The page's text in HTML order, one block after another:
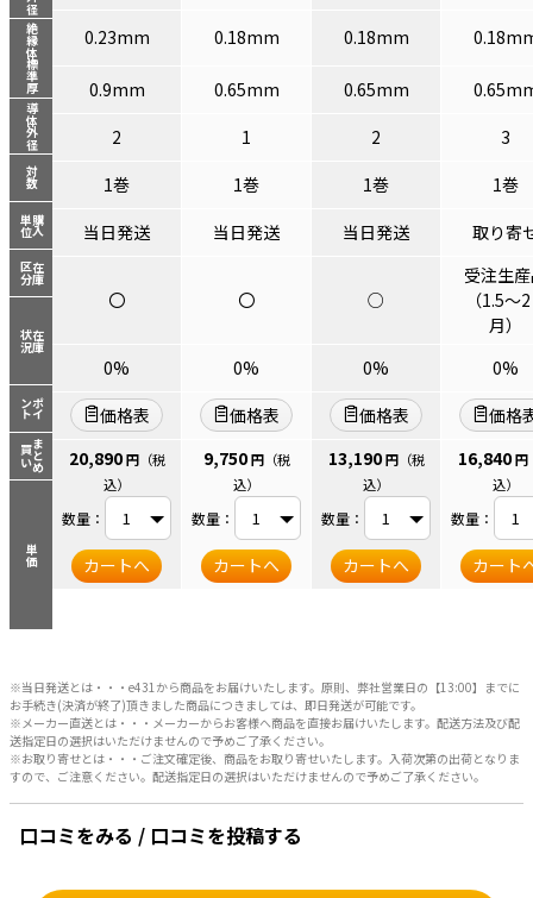
絶縁体標準厚
導体外径
対数
購入
単位
在庫
区分
在庫
状況
ポイ
ント
まとめ
買い
単価
0.23mm 0.18mm 0.18mm
0.9mm 0.65mm 0.65mm
2
1 2
3
1巻
1巻 1巻
1巻
当日発送
当日発送 当日発送 取り寄
〇 〇 ○
受注生
（1.5～
月）
0%
0% 0%
0%
価格表
価格表 価格表
価格
20,890 円（税
込）
数量：
カートへ
9,750 円（税
込）
数量：
カートへ
13,190 円（税
込）
数量：
カートへ
16,840 円
込）
数量：
カート
※当日発送とは・・・e431から商品をお届けいたします。原則、弊社営業日の【13:00】までに
お手続き(決済が終了)頂きました商品につきましては、即日発送が可能です。
※メーカー直送とは・・・メーカーからお客様へ商品を直接お届けいたします。配送方法及び配
送指定日の選択はいただけませんので予めご了承ください。
※お取り寄せとは・・・ご注文確定後、商品をお取り寄せいたします。入荷次第の出荷となりま
すので、ご注意ください。配送指定日の選択はいただけませんので予めご了承ください。
口コミをみる / 口コミを投稿する